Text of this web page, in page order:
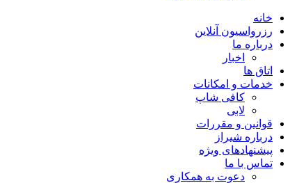
خانه
رزرواسیون آنلاین
درباره ما
اخبار
اتاق ها
خدمات و امکانات
کافی شاپ
لابی
قوانین و مقررات
درباره شیراز
پیشنهادهای ویژه
تماس با ما
دعوت به همکاری